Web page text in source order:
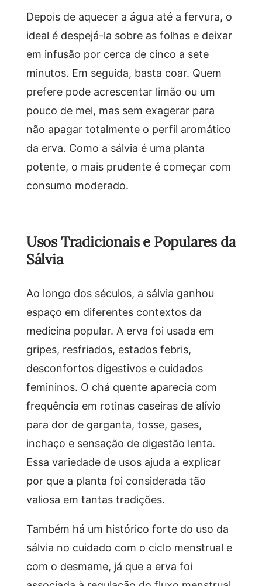
Depois de aquecer a água até a fervura, o
ideal é despejá-la sobre as folhas e deixar
em infusão por cerca de cinco a sete
minutos. Em seguida, basta coar. Quem
prefere pode acrescentar limão ou um
pouco de mel, mas sem exagerar para
não apagar totalmente o perfil aromático
da erva. Como a sálvia é uma planta
potente, o mais prudente é começar com
consumo moderado.
Usos Tradicionais e Populares da
Sálvia
Ao longo dos séculos, a sálvia ganhou
espaço em diferentes contextos da
medicina popular. A erva foi usada em
gripes, resfriados, estados febris,
desconfortos digestivos e cuidados
femininos. O chá quente aparecia com
frequência em rotinas caseiras de alívio
para dor de garganta, tosse, gases,
inchaço e sensação de digestão lenta.
Essa variedade de usos ajuda a explicar
por que a planta foi considerada tão
valiosa em tantas tradições.
Também há um histórico forte do uso da
sálvia no cuidado com o ciclo menstrual e
com o desmame, já que a erva foi